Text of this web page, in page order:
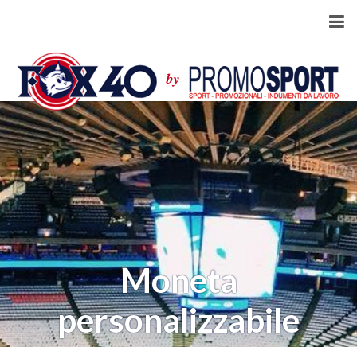
Moneta
personalizzabile